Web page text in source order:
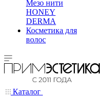
Мезо нити
HONEY
DERMA
Косметика для
волос
Каталог